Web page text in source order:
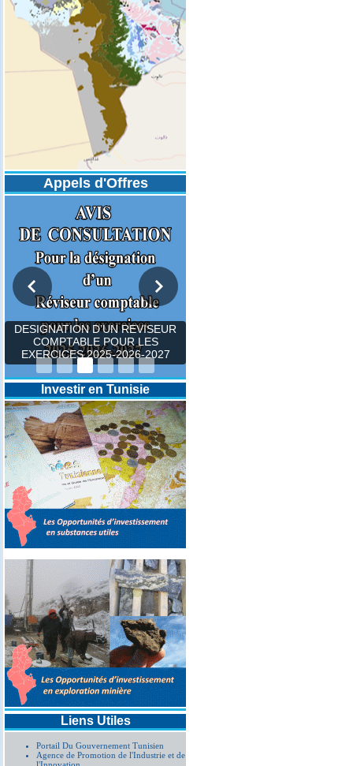
Appels d'Offres
DESIGNATION D’UN REVISEUR
COMPTABLE POUR LES
EXERCICES 2025-2026-2027
Investir en Tunisie
Liens Utiles
Portail Du Gouvernement Tunisien
Agence de Promotion de l'Industrie et de